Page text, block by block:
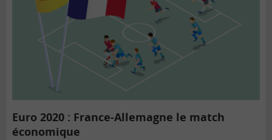
Euro 2020 : France-Allemagne le match
économique